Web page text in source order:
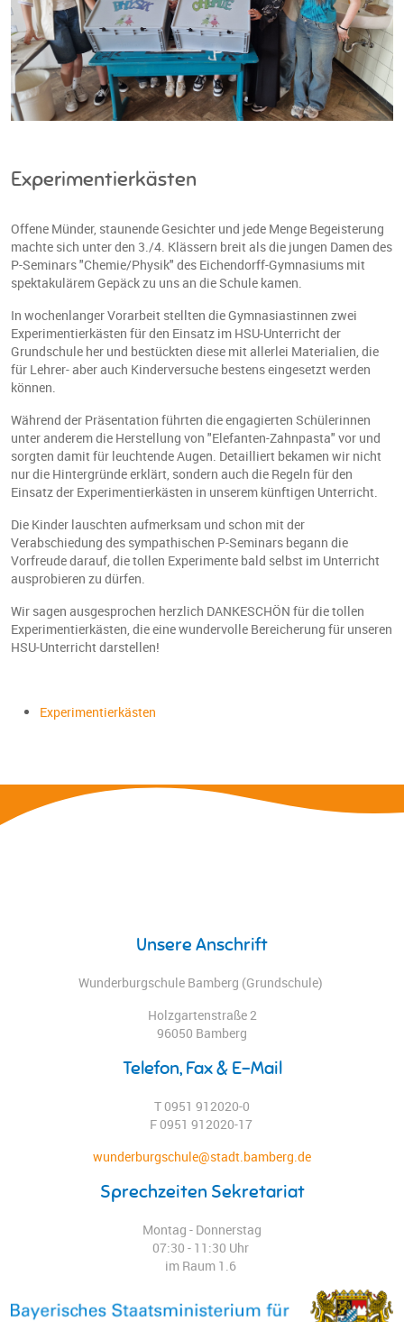
Experimentierkästen
Offene Münder, staunende Gesichter und jede Menge Begeisterung
machte sich unter den 3./4. Klässern breit als die jungen Damen des
P-Seminars "Chemie/Physik" des Eichendorff-Gymnasiums mit
spektakulärem Gepäck zu uns an die Schule kamen.
In wochenlanger Vorarbeit stellten die Gymnasiastinnen zwei
Experimentierkästen für den Einsatz im HSU-Unterricht der
Grundschule her und bestückten diese mit allerlei Materialien, die
für Lehrer- aber auch Kinderversuche bestens eingesetzt werden
können.
Während der Präsentation führten die engagierten Schülerinnen
unter anderem die Herstellung von "Elefanten-Zahnpasta" vor und
sorgten damit für leuchtende Augen. Detailliert bekamen wir nicht
nur die Hintergründe erklärt, sondern auch die Regeln für den
Einsatz der Experimentierkästen in unserem künftigen Unterricht.
Die Kinder lauschten aufmerksam und schon mit der
Verabschiedung des sympathischen P-Seminars begann die
Vorfreude darauf, die tollen Experimente bald selbst im Unterricht
ausprobieren zu dürfen.
Wir sagen ausgesprochen herzlich DANKESCHÖN für die tollen
Experimentierkästen, die eine wundervolle Bereicherung für unseren
HSU-Unterricht darstellen!
Experimentierkästen
Unsere Anschrift
Wunderburgschule Bamberg (Grundschule)
Holzgartenstraße 2
96050 Bamberg
Telefon, Fax & E-Mail
T 0951 912020-0
F 0951 912020-17
wunderburgschule@stadt.bamberg.de
Sprechzeiten Sekretariat
Montag - Donnerstag
07:30 - 11:30 Uhr
im Raum 1.6